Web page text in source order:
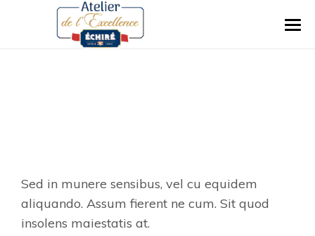
Sed in munere sensibus, vel cu equidem
aliquando. Assum fierent ne cum. Sit quod
insolens maiestatis at.